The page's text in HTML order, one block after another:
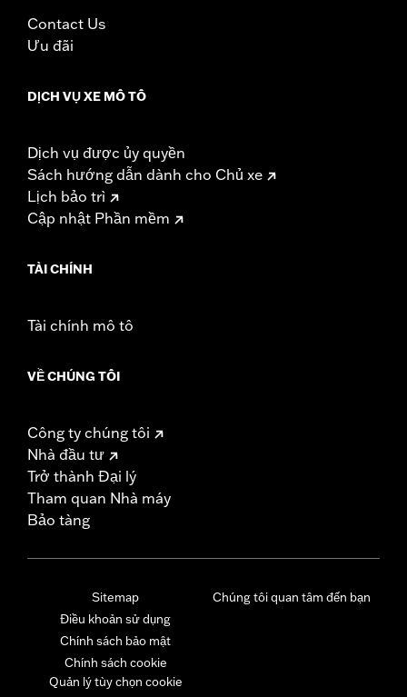
Contact Us
Ưu đãi
DỊCH VỤ XE MÔ TÔ
Dịch vụ được ủy quyền
Sách hướng dẫn dành cho Chủ xe
Lịch bảo trì
Cập nhật Phần mềm
TÀI CHÍNH
Tài chính mô tô
VỀ CHÚNG TÔI
Công ty chúng tôi
Nhà đầu tư
Trở thành Đại lý
Tham quan Nhà máy
Bảo tàng
Sitemap
Điều khoản sử dụng
Chính sách bảo mật
Chính sách cookie
Quản lý tùy chọn cookie
Chúng tôi quan tâm đến bạn